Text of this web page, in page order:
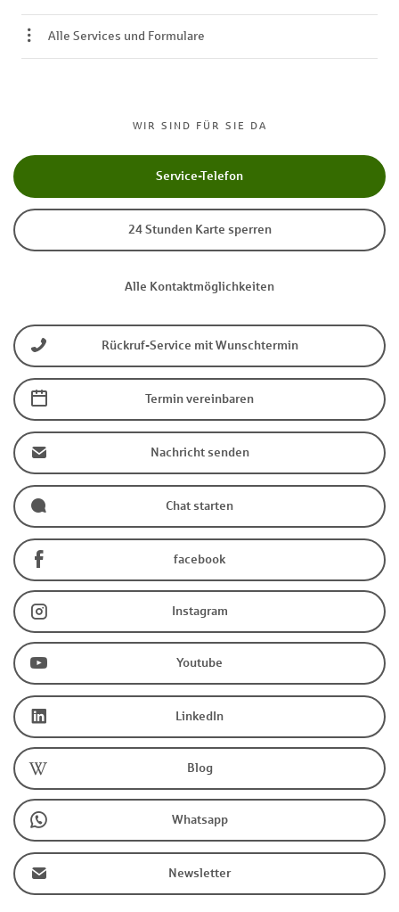
WIR SIND FÜR SIE DA
Service-Telefon
24 Stunden Karte sperren
Alle Kontaktmöglichkeiten
Rückruf-Service mit Wunschtermin
Termin vereinbaren
Nachricht senden
Chat starten
facebook
Instagram
Youtube
LinkedIn
Blog
Whatsapp
Newsletter
Alle Services und Formulare